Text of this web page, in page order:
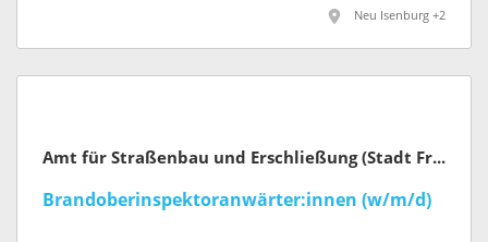
Neu Isenburg +2
Amt für Straßenbau und Erschließung (Stadt Frankfurt am Main)
Brandoberinspektoranwärter:innen (w/m/d)